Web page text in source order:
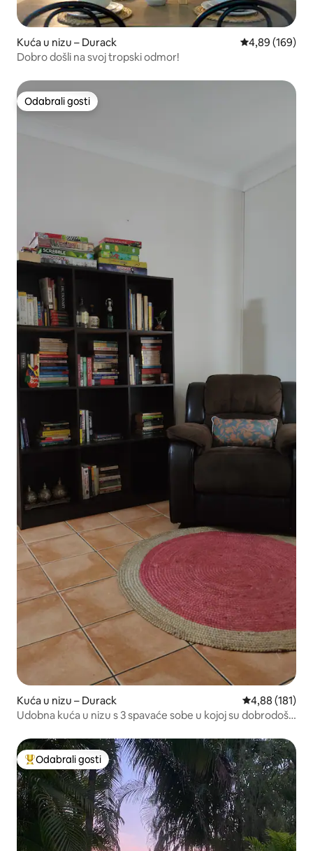
Kuća u nizu – Durack Prosječna
4,89 (169)
Dobro došli na svoj tropski odmor!
Odabrali gosti
Odabrali gosti
Kuća u nizu – Durack Prosječna
4,88 (181)
Udobna kuća u nizu s 3 spavaće sobe u kojoj su dobrodošli
Među najviše rangiranima s oznakom „Odabrali gosti”
Odabrali gosti